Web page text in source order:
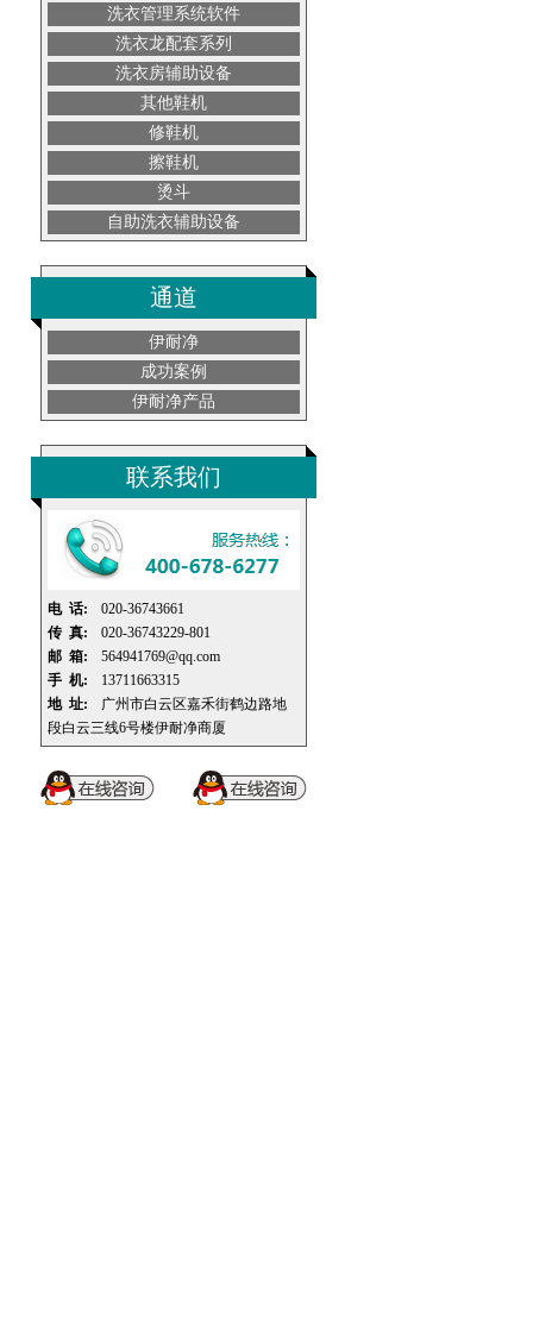
洗衣管理系统软件
洗衣龙配套系列
洗衣房辅助设备
其他鞋机
修鞋机
擦鞋机
烫斗
自助洗衣辅助设备
通道
伊耐净
成功案例
伊耐净产品
联系我们
电 话:
020-36743661
传 真:
020-36743229-801
邮 箱:
564941769@qq.com
手 机:
13711663315
地 址:
广州市白云区嘉禾街鹤边路地
段白云三线6号楼伊耐净商厦